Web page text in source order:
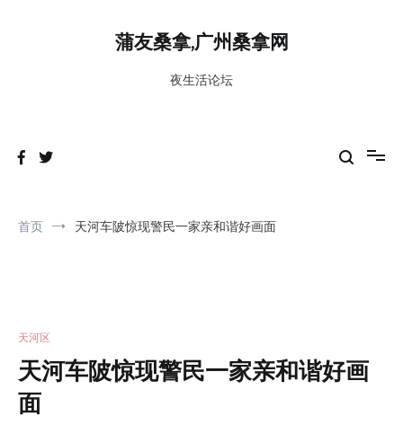
蒲友桑拿,广州桑拿网
夜生活论坛
首页 天河车陂惊现警民一家亲和谐好画面
天河区
天河车陂惊现警民一家亲和谐好画
面